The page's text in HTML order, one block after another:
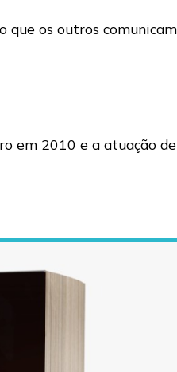
que os outros
em 2010 e a atuação